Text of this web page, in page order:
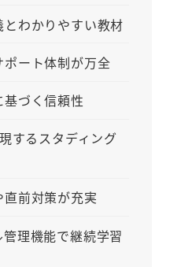
わかりやすい教材
ート体制が万全
づく信頼性
するスタディング
前対策が充実
管理機能で継続学習